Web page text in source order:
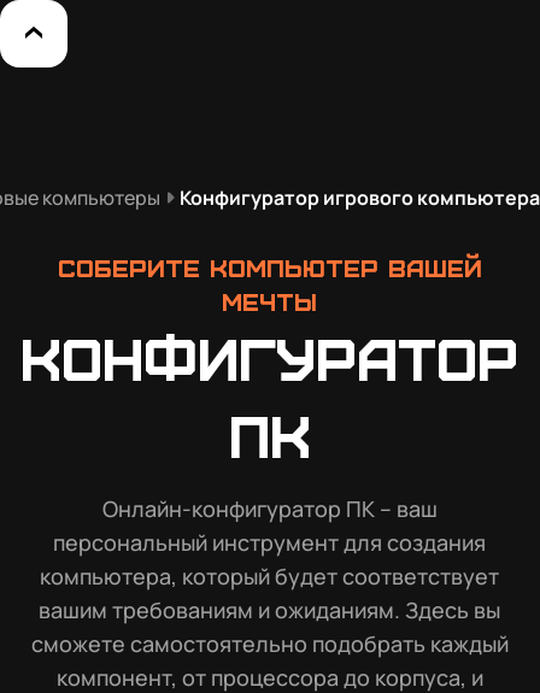
компьютеры Конфигуратор игрового компьютера
Соберите компьютер вашей
мечты
Конфигуратор
ПК
Онлайн-конфигуратор ПК – ваш
персональный инструмент для создания
компьютера, который будет соответствует
вашим требованиям и ожиданиям. Здесь вы
сможете самостоятельно подобрать каждый
компонент, от процессора до корпуса, и